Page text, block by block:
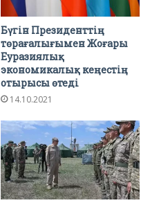
Бүгін Президенттің
төрағалығымен Жоғары
Еуразиялық
экономикалық кеңестің
отырысы өтеді
14.10.2021